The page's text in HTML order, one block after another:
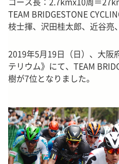
TEAM BRIDGESTONE
枝士揮、沢田桂太郎、近谷亮
2019年5月19日（日）、大阪
テリウム》にて、TEAM
樹が7位となりました。